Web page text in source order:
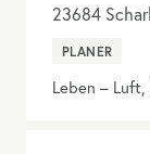
23684
PLANER
Leben –